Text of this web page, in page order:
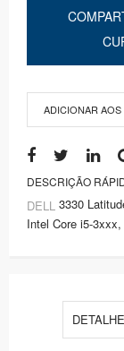
ADICIONAR AOS
DESCRIÇÃO
DELL 3330
Intel Core i5-